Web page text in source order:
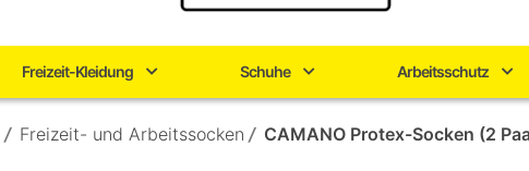
Freizeit-Kleidung Schuhe Arbeitsschutz
/ Freizeit- und Arbeitssocken / CAMANO Protex-Socken (2